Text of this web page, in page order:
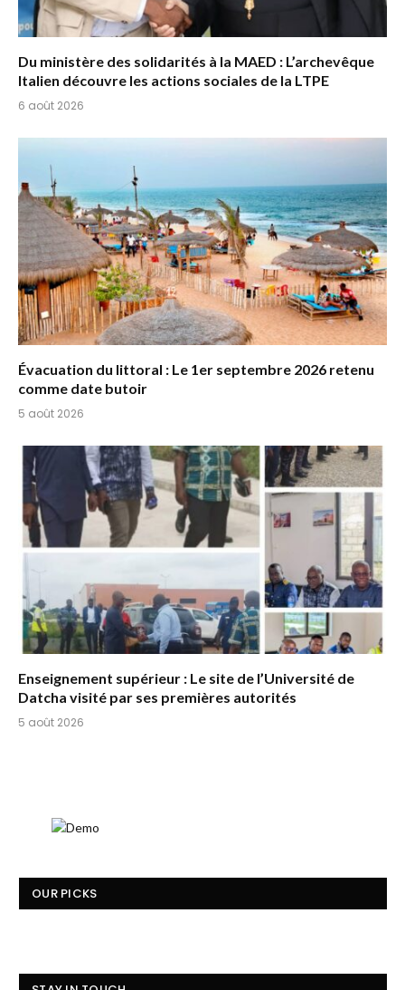
Du ministère des solidarités à la MAED : L’archevêque
Italien découvre les actions sociales de la LTPE
6 août 2026
Évacuation du littoral : Le 1er septembre 2026 retenu
comme date butoir
5 août 2026
Enseignement supérieur : Le site de l’Université de
Datcha visité par ses premières autorités
5 août 2026
OUR PICKS